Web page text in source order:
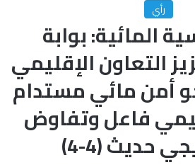
رأي
المائية: بوابة
التعاون الإقليمي
أمن مائي مستدام
فاعل وتفاوض
حديث (4-4)